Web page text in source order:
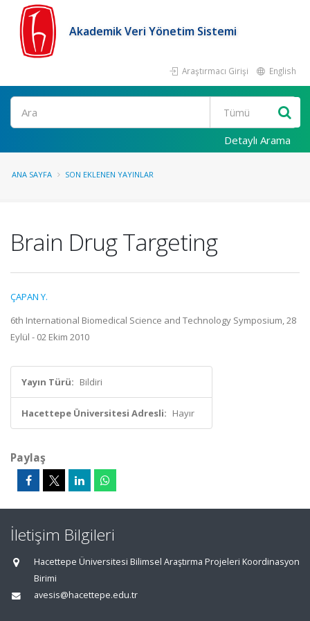
Akademik Veri Yönetim Sistemi
Araştırmacı Girişi English
Ara
Detaylı Arama
ANA SAYFA SON EKLENEN YAYINLAR
Brain Drug Targeting
ÇAPAN Y.
6th International Biomedical Science and Technology Symposium, 28
Eylül - 02 Ekim 2010
Yayın Türü: Bildiri
Hacettepe Üniversitesi Adresli: Hayır
Paylaş
İletişim Bilgileri
Hacettepe Üniversitesi Bilimsel Araştırma Projeleri Koordinasyon
Birimi
avesis@hacettepe.edu.tr